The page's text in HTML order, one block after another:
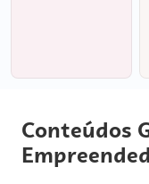
Conteúdos